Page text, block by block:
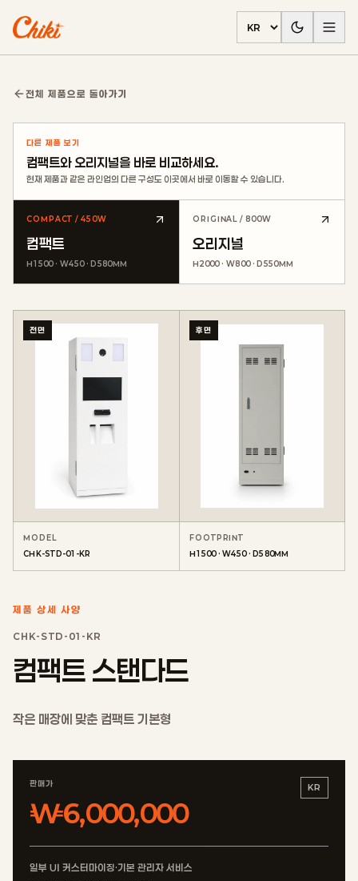
전체 제품으로 돌아가기
다른 제품 보기
컴팩트와 오리지널을 바로 비교하세요.
현재 제품과 같은 라인업의 다른 구성도 이곳에서 바로 이동할 수 있습니다.
COMPACT / 450W
컴팩트
H1500 · W450 · D580MM
ORIGINAL / 800W
오리지널
H2000 · W800 · D550MM
전면 후면
MODEL
CHK-STD-01-KR
FOOTPRINT
H1500 · W450 · D580MM
제품 상세 사양
CHK-STD-01-KR
컴팩트 스탠다드
작은 매장에 맞춘 컴팩트 기본형
판매가
₩6,000,000
KR
일부 UI 커스터마이징·기본 관리자 서비스